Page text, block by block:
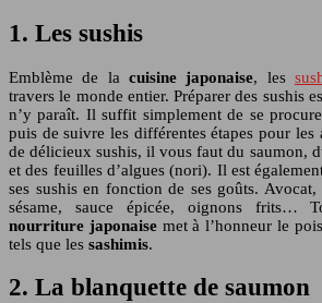
1. Les sushis
Emblème de la cuisine japonaise, les
travers le monde entier. Préparer des sushis
n’y paraît. Il suffit simplement de se
puis de suivre les différentes étapes pour les
de délicieux sushis, il vous faut du saumon,
et des feuilles d’algues (nori). Il est
ses sushis en fonction de ses goûts.
sésame, sauce épicée, oignons frits…
nourriture japonaisemet à l’honneur le
tels que les sashimis.
2. La blanquette de saumon